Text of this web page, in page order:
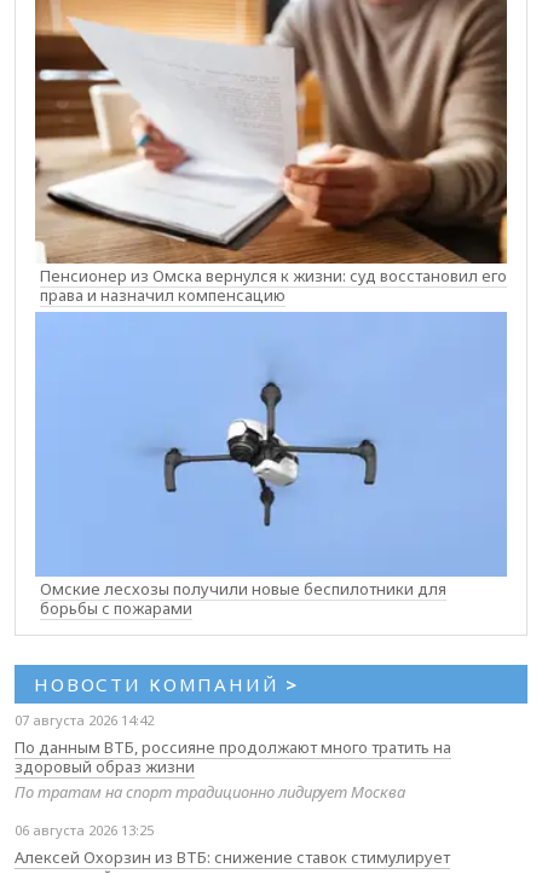
Пенсионер из Омска вернулся к жизни: суд восстановил его
права и назначил компенсацию
Омские лесхозы получили новые беспилотники для
борьбы с пожарами
НОВОСТИ КОМПАНИЙ >
07 августа 2026 14:42
По данным ВТБ, россияне продолжают много тратить на
здоровый образ жизни
По тратам на спорт традиционно лидирует Москва
06 августа 2026 13:25
Алексей Охорзин из ВТБ: снижение ставок стимулирует